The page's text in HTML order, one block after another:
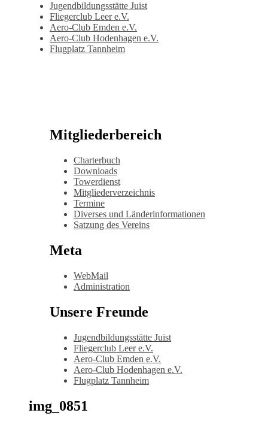
Jugendbildungsstätte Juist
Fliegerclub Leer e.V.
Aero-Club Emden e.V.
Aero-Club Hodenhagen e.V.
Flugplatz Tannheim
Mitgliederbereich
Charterbuch
Downloads
Towerdienst
Mitgliederverzeichnis
Termine
Diverses und Länderinformationen
Satzung des Vereins
Meta
WebMail
Administration
Unsere Freunde
Jugendbildungsstätte Juist
Fliegerclub Leer e.V.
Aero-Club Emden e.V.
Aero-Club Hodenhagen e.V.
Flugplatz Tannheim
img_0851